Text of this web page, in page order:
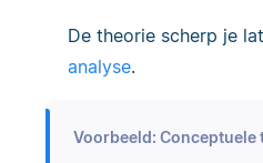
De theorie scherp je
analyse.
Voorbeeld: Conceptuele